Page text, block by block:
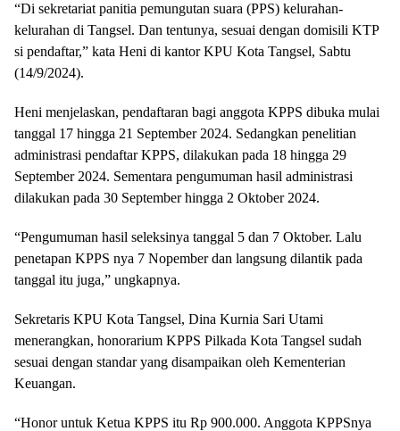
“Di sekretariat panitia pemungutan suara (PPS) kelurahan-
kelurahan di Tangsel. Dan tentunya, sesuai dengan domisili KTP
si pendaftar,” kata Heni di kantor KPU Kota Tangsel, Sabtu
(14/9/2024).
Heni menjelaskan, pendaftaran bagi anggota KPPS dibuka mulai
tanggal 17 hingga 21 September 2024. Sedangkan penelitian
administrasi pendaftar KPPS, dilakukan pada 18 hingga 29
September 2024. Sementara pengumuman hasil administrasi
dilakukan pada 30 September hingga 2 Oktober 2024.
“Pengumuman hasil seleksinya tanggal 5 dan 7 Oktober. Lalu
penetapan KPPS nya 7 Nopember dan langsung dilantik pada
tanggal itu juga,” ungkapnya.
Sekretaris KPU Kota Tangsel, Dina Kurnia Sari Utami
menerangkan, honorarium KPPS Pilkada Kota Tangsel sudah
sesuai dengan standar yang disampaikan oleh Kementerian
Keuangan.
“Honor untuk Ketua KPPS itu Rp 900.000. Anggota KPPSnya